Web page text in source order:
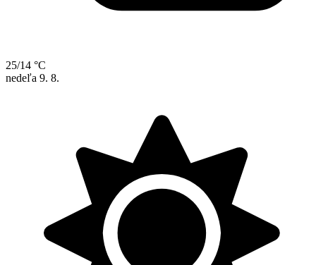
25/14 °C
nedeľa 9. 8.